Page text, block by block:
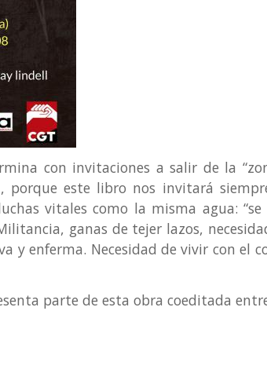
con invitaciones a salir de la
porque este libro nos invitará
vitales como la misma agua:
ganas de tejer lazos,
y enferma. Necesidad de vivir con el
parte de esta obra coeditada